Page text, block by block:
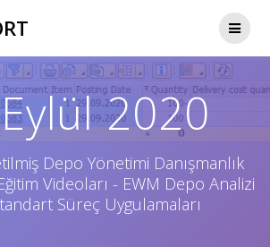
Eylül 2020
Depo Yönetimi Danışmanlık
Videoları - EWM Depo Analizi
Süreç Uygulamaları